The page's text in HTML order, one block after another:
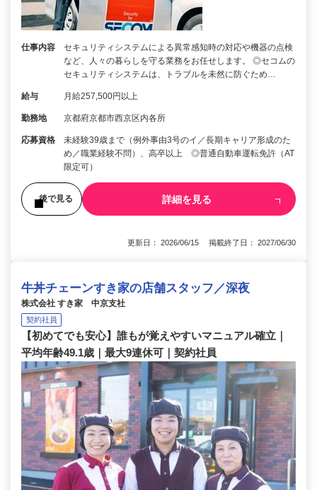
仕事内容
セキュリティシステムによる異常感知時の対応や機器の点検
など、人々の暮らしを守る業務をお任せします。 ◎セコムの
セキュリティシステムは、トラブルを未然に防ぐため…
給与 月給257,500円以上
勤務地 京都府京都市西京区内各所
応募資格
未経験39歳まで（例外事由3号のイ／長期キャリア形成のた
め／職業経験不問）、高卒以上 ◎普通自動車運転免許（AT
限定可）
後で見る 詳細を見る
更新日： 2026/06/15 掲載終了日： 2027/06/30
牛丼チェーンすき家の店舗スタッフ／深夜
株式会社 すき家 中京支社
契約社員
【初めてでも安心】誰もが覚えやすいマニュアル確立｜
平均年齢49.1歳｜最大9連休可｜契約社員